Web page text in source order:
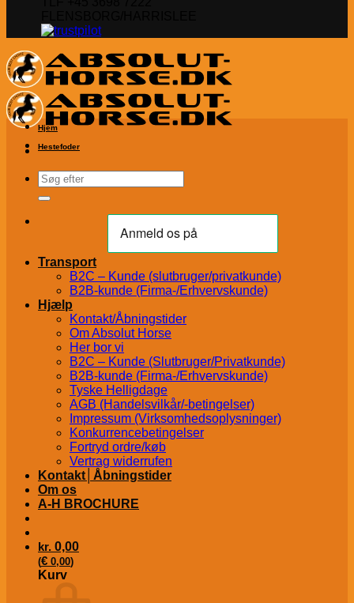
Søg
efter:
Transport
B2C – Kunde (slutbruger/privatkunde)
B2B-kunde (Firma-/Erhvervskunde)
Hjælp
Kontakt/Åbningstider
Om Absolut Horse
Her bor vi
B2C – Kunde (Slutbruger/Privatkunde)
B2B-kunde (Firma-/Erhvervskunde)
Tyske Helligdage
AGB (Handelsvilkår/-betingelser)
Impressum (Virksomhedsoplysninger)
Konkurrencebetingelser
Fortryd ordre/køb
Vertrag widerrufen
Kontakt│Åbningstider
Om os
A-H BROCHURE
kr. 0,00
(€ 0,00)
Kurv
Hjem
Hestefoder